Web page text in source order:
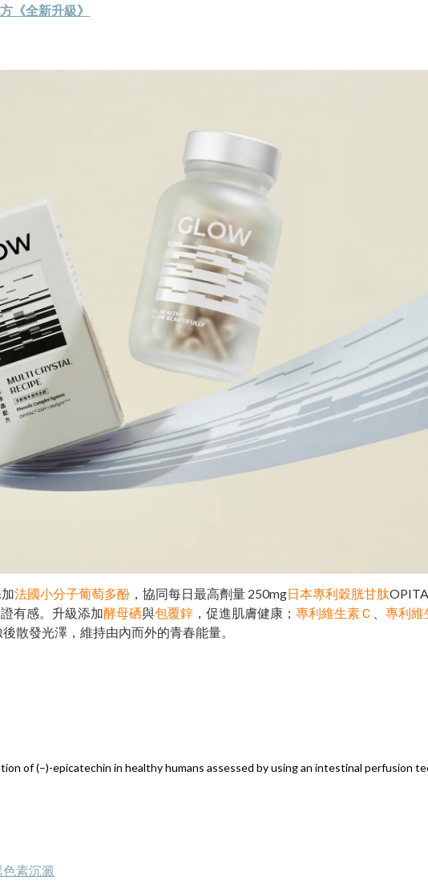
《全新升級》
法國小分子葡萄多酚 ，協同每日最高劑量 250mg日本專利穀胱甘肽
有感。升級添加酵母硒與包覆鋅 ，促進肌膚健康； 專利維生素Ｃ 專利維
散發光澤，維持由內而外的青春能量。
of (–)-epicatechin in healthy humans assessed by using an intestinal perfusion
素沉澱